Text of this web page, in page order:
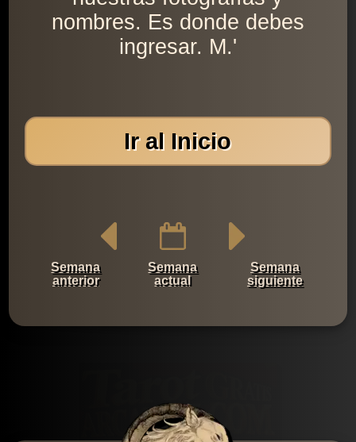
nombres. Es donde debes
ingresar. M.'
Ir al Inicio
Semana
anterior
Semana
actual
Semana
siguiente